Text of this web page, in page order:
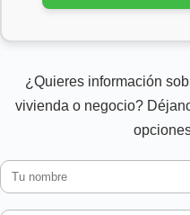
¿Quieres información
vivienda o negocio?